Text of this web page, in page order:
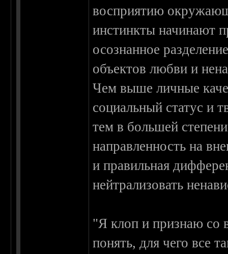
восприятию
инстинкты начинают
осознанное
объектов любви и
Чем выше личные
социальный статус и
тем в большей
направленность на
и правильная
нейтрализовать
"Я клоп и признаю со
понять, для чего все